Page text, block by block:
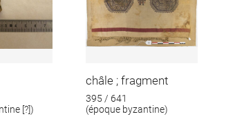
[?])
châle ; fragment
395 / 641
(époque byzantine)